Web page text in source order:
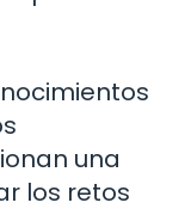
una
los retos